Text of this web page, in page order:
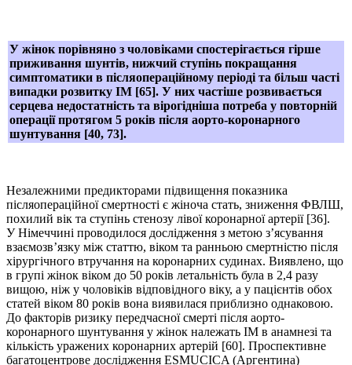
У жінок порівняно з чоловіками спостерігається гірше
приживання шунтів, нижчий ступінь покращання
симптоматики в післяопераційному періоді та більш часті
випадки розвитку ІМ [65]. У них частіше розвивається
серцева недостатність та вірогідніша потреба у повторній
операції протягом 5 років після аорто-коронарного
шунтування [40, 73].
Незалежними предикторами підвищення показника
післяопераційної смертності є жіноча стать, зниження ФВЛШ,
похилий вік та ступінь стенозу лівої коронарної артерії [36].
У Німеччині проводилося дослідження з метою з’ясування
взаємозв’язку між статтю, віком та ранньою смертністю після
хірургічного втручання на коронарних судинах. Виявлено, що
в групі жінок віком до 50 років летальність була в 2,4 разу
вищою, ніж у чоловіків відповідного віку, а у пацієнтів обох
статей віком 80 років вона виявилася приблизно однаковою.
До факторів ризику передчасної смерті після аорто-
коронарного шунтування у жінок належать ІМ в анамнезі та
кількість уражених коронарних артерій [60]. Проспективне
багатоцентрове дослідження ESMUCICA (Аргентина)